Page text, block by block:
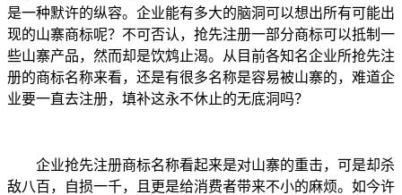
是一种默许的纵容。企业能有多大的脑洞可以想出所有可能出
现的山寨商标呢？不可否认，抢先注册一部分商标可以抵制一
些山寨产品，然而却是饮鸩止渴。从目前各知名企业所抢先注
册的商标名称来看，还是有很多名称是容易被山寨的，难道企
业要一直去注册，填补这永不休止的无底洞吗？
企业抢先注册商标名称看起来是对山寨的重击，可是却杀
敌八百，自损一千，且更是给消费者带来不小的麻烦。如今许